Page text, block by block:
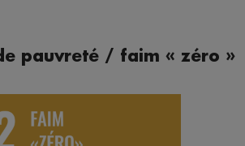
pauvreté / faim « zéro »